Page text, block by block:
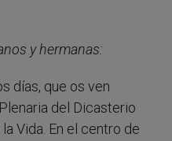
y hermanas:
días, que os ven
del Dicasterio
Vida. En el centro de